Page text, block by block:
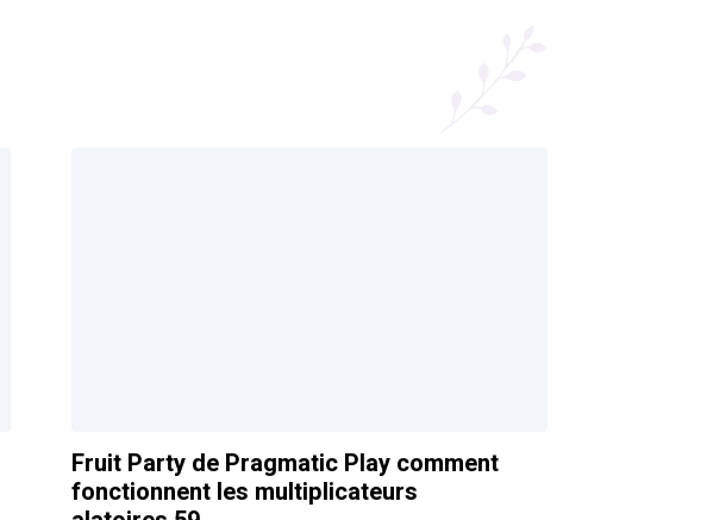
Fruit Party de Pragmatic Play comment
fonctionnent les multiplicateurs